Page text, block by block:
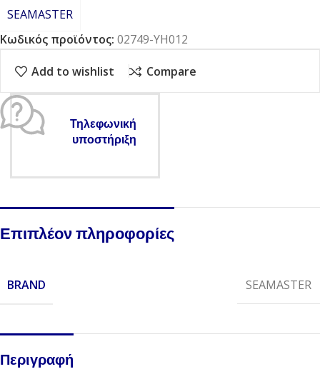
SEAMASTER
Κωδικός προϊόντος: 02749-YH012
Add to wishlist Compare
Τηλεφωνική
υποστήριξη
Επιπλέον πληροφορίες
BRAND SEAMASTER
Περιγραφή